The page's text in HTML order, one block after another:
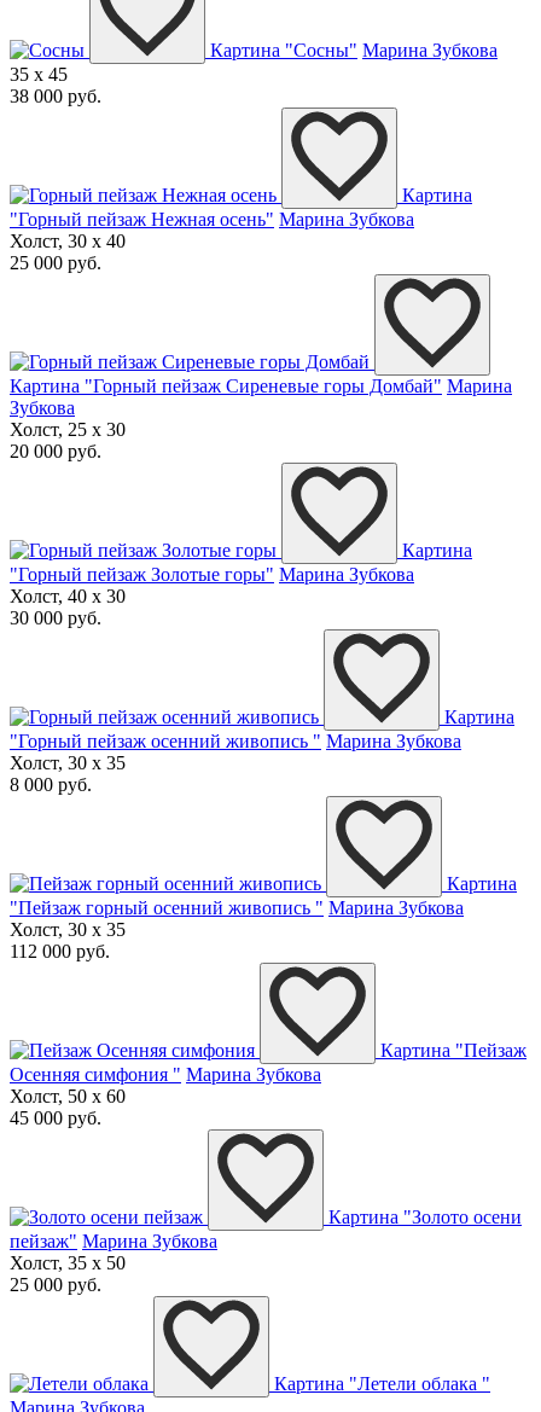
Картина "Сосны" Марина Зубкова
35 x 45
38 000 руб.
Картина
"Горный пейзаж Нежная осень" Марина Зубкова
Холст, 30 x 40
25 000 руб.
Картина "Горный пейзаж Сиреневые горы Домбай" Марина
Зубкова
Холст, 25 x 30
20 000 руб.
Картина
"Горный пейзаж Золотые горы" Марина Зубкова
Холст, 40 x 30
30 000 руб.
Картина
"Горный пейзаж осенний живопись " Марина Зубкова
Холст, 30 x 35
8 000 руб.
Картина
"Пейзаж горный осенний живопись " Марина Зубкова
Холст, 30 x 35
112 000 руб.
Картина "Пейзаж
Осенняя симфония " Марина Зубкова
Холст, 50 x 60
45 000 руб.
Картина "Золото осени
пейзаж" Марина Зубкова
Холст, 35 x 50
25 000 руб.
Картина "Летели облака "